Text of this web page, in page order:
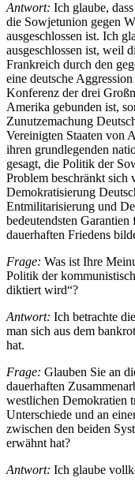
Antwort: Ich glaube,
die Sowjetunion gegen
ausgeschlossen ist. Ich
ausgeschlossen ist, weil
Frankreich durch den
eine deutsche
Konferenz der drei
Amerika gebunden ist,
Zunutzemachung
Vereinigten Staaten von
ihren grundlegenden
gesagt, die Politik der
Problem beschränkt sich
Demokratisierung
Entmilitarisierung und
bedeutendsten
dauerhaften Friedens
Frage: Was ist Ihre
Politik der
diktiert wird“?
Antwort: Ich betrachte
man sich aus dem
hat.
Frage: Glauben Sie an
dauerhaften
westlichen Demokratien
Unterschiede und an
zwischen den beiden
erwähnt hat?
Antwort: Ich glaube